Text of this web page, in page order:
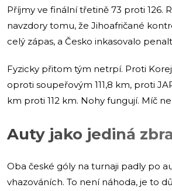
Příjmy ve finální třetině 73 proti 126.
navzdory tomu, že Jihoafričané
celý zápas, a Česko inkasovalo
Fyzicky přitom tým netrpí. Proti
oproti soupeřovým 111,8 km, proti
km proti 112 km. Nohy fungují. Míč ne.
Auty jako jediná
Oba české góly na turnaji padly po
vhazováních. To není náhoda, je to